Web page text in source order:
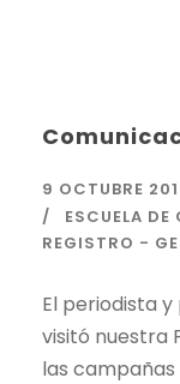
9 OCTUBRE
ESCUELA
REGISTRO -
El periodista
visitó nuestra
las